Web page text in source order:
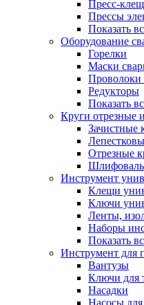
Пресс-
Прессы
Показать
Оборудование
Горелки
Маски
Проволоки
Редукторы
Показать
Круги отрезные
Зачистные
Отрезные
Инструмент
Клещи
Ключи
Ленты,
Наборы
Показать
Инструмент для
Вантузы
Ключи для
Насадки
Насосы